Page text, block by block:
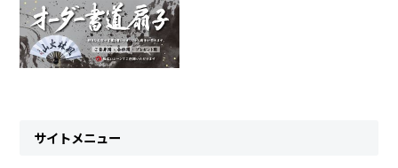
サイトメニュー